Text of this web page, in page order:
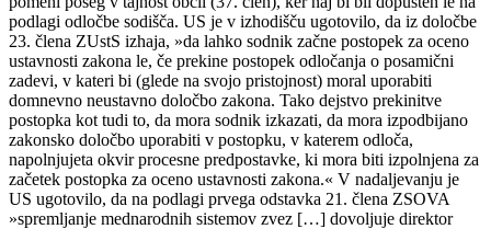
podlagi odločbe sodišča. US je v izhodišču ugotovilo, da iz določbe
23. člena ZUstS izhaja, »da lahko sodnik začne postopek za oceno
ustavnosti zakona le, če prekine postopek odločanja o posamični
zadevi, v kateri bi (glede na svojo pristojnost) moral uporabiti
domnevno neustavno določbo zakona. Tako dejstvo prekinitve
postopka kot tudi to, da mora sodnik izkazati, da mora izpodbijano
zakonsko določbo uporabiti v postopku, v katerem odloča,
napolnjujeta okvir procesne predpostavke, ki mora biti izpolnjena za
začetek postopka za oceno ustavnosti zakona.« V nadaljevanju je
US ugotovilo, da na podlagi prvega odstavka 21. člena ZSOVA
»spremljanje mednarodnih sistemov zvez […] dovoljuje direktor